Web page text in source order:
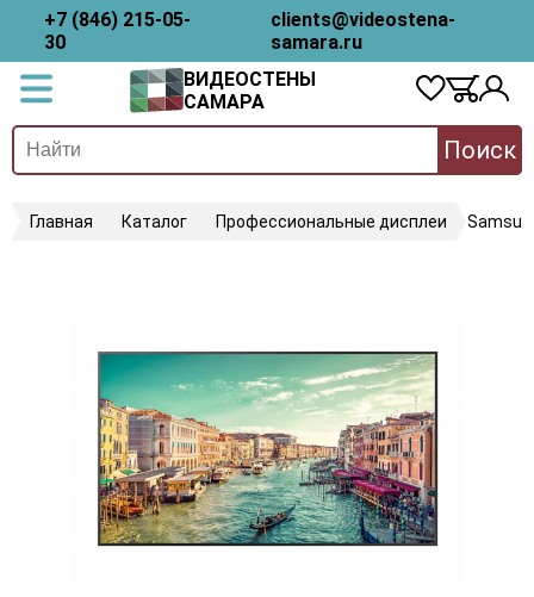
+7 (846) 215-05-
30
clients@videostena-
samara.ru
ВИДЕОСТЕНЫ
САМАРА
Поиск
Главная Каталог Профессиональные дисплеи